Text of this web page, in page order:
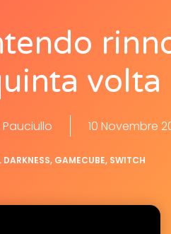
volta
10 Novembre
DARKNESS, GAMECUBE, SWITCH